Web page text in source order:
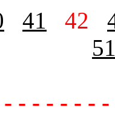
41 42
- - - - - -